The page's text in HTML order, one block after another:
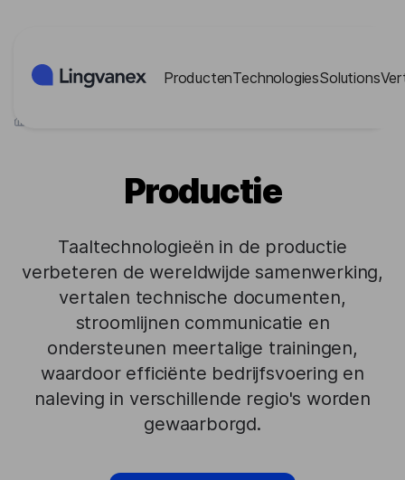
ProductenTechnologiesSolutions
Productie
Taaltechnologieën in de productie
verbeteren de wereldwijde samenwerking,
vertalen technische documenten,
stroomlijnen communicatie en
ondersteunen meertalige trainingen,
waardoor efficiënte bedrijfsvoering en
naleving in verschillende regio's worden
gewaarborgd.